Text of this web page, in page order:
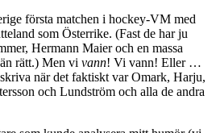
första matchen i hockey-VM med
som Österrike. (Fast de har ju
Hermann Maier och en massa
rätt.) Men vi vann! Vi vann! Eller …
när det faktiskt var Omark, Harju,
och Lundström och alla de andra